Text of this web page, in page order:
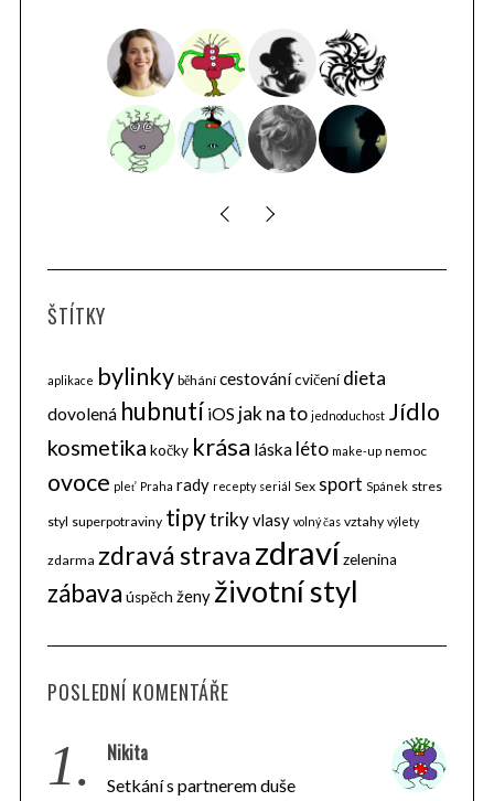
ŠTÍTKY
aplikace bylinky běhání cestovánícvičení dieta
dovolená hubnutí iOS jak na to jednoduchost Jídlo
kosmetika kočky krása láska léto make-up nemoc
ovoce pleť Praha rady recepty seriál Sex sport Spánek stres
styl superpotraviny tipytrikyvlasy volný čas vztahy výlety
zdarma zdravá stravazdravízelenina
zábava úspěch ženy životní styl
POSLEDNÍ KOMENTÁŘE
1. Nikita
Setkání s partnerem duše